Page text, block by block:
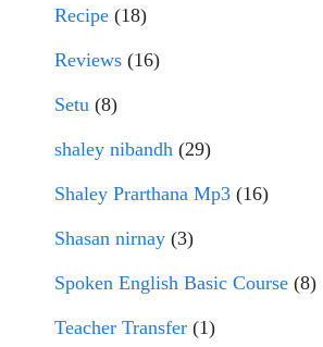
Recipe (18)
Reviews (16)
Setu (8)
shaley nibandh (29)
Shaley Prarthana Mp3 (16)
Shasan nirnay (3)
Spoken English Basic Course (8)
Teacher Transfer (1)